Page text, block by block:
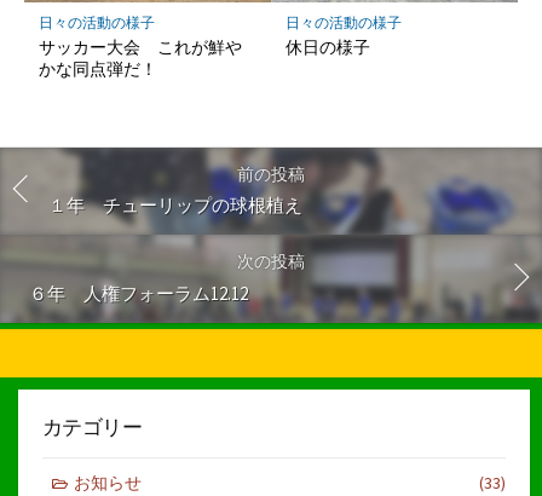
日々の活動の様子
サッカー大会 これが鮮や
かな同点弾だ！
日々の活動の様子
休日の様子
前の投稿
１年 チューリップの球根植え
次の投稿
６年 人権フォーラム12.12
カテゴリー
お知らせ (33)